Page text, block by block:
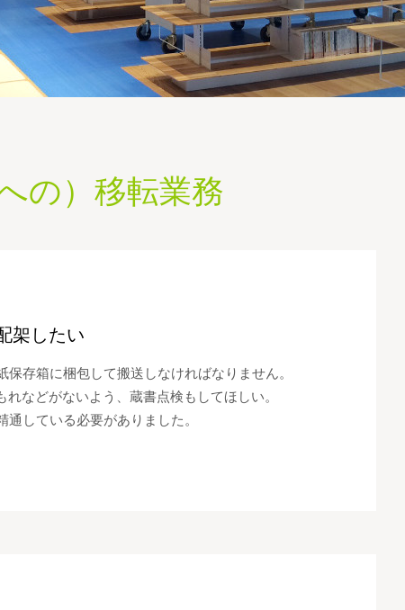
の）移転業務
架したい
存箱に梱包して搬送しなければなりません。
などがないよう、蔵書点検もしてほしい。
している必要がありました。